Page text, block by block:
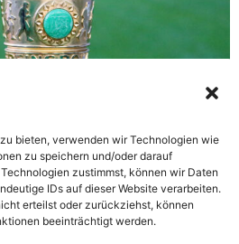
bieten, verwenden wir Technologien wie
zu speichern und/oder darauf
zustimmst, können wir Daten
IDs auf dieser Website verarbeiten.
erteilst oder zurückziehst, können
beeinträchtigt werden.
Pokals trifft Gladbach auf den
Dirk Päffgen. Im Rahmen der